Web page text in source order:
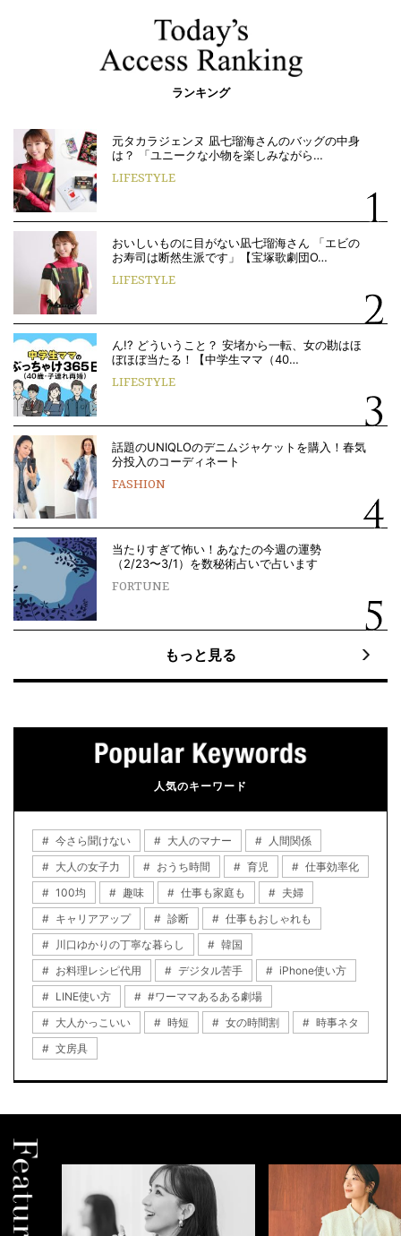
ランキング
元タカラジェンヌ 凪七瑠海さんのバッグの中身
は？ 「ユニークな小物を楽しみながら…
LIFESTYLE
おいしいものに目がない凪七瑠海さん 「エビの
お寿司は断然生派です」【宝塚歌劇団O…
LIFESTYLE
ん!? どういうこと？ 安堵から一転、女の勘はほ
ぼほぼ当たる！【中学生ママ（40…
LIFESTYLE
話題のUNIQLOのデニムジャケットを購入！春気
分投入のコーディネート
FASHION
当たりすぎて怖い！あなたの今週の運勢
（2/23〜3/1）を数秘術占いで占います
FORTUNE
もっと見る
人気のキーワード
今さら聞けない 大人のマナー
人間関係
大人の女子力
おうち時間 育児
仕事効率化
100均
趣味 仕事も家庭も
夫婦
キャリアアップ
診断
仕事もおしゃれも
川口ゆかりの丁寧な暮らし
韓国
お料理レシピ代用
デジタル苦手
iPhone使い方
LINE使い方
#ワーママあるある劇場
大人かっこいい
時短 女の時間割
時事ネタ
文房具